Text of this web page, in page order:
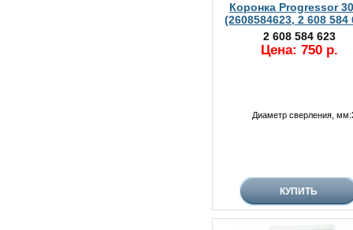
Коронка Progressor
(2608584623, 2 608 584
2 608 584 623
Цена: 750 р.
Диаметр сверления, мм: